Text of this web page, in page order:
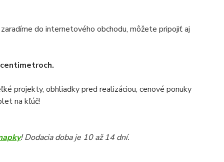
do internetového obchodu, môžete pripojiť aj
projekty, obhliadky pred realizáciou, cenové ponuky
na kľúč!
! Dodacia doba je 10 až 14 dní.